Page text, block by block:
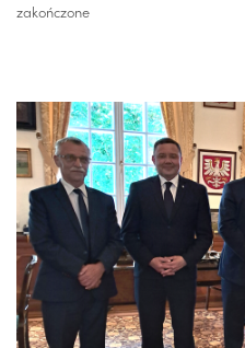
zakończone